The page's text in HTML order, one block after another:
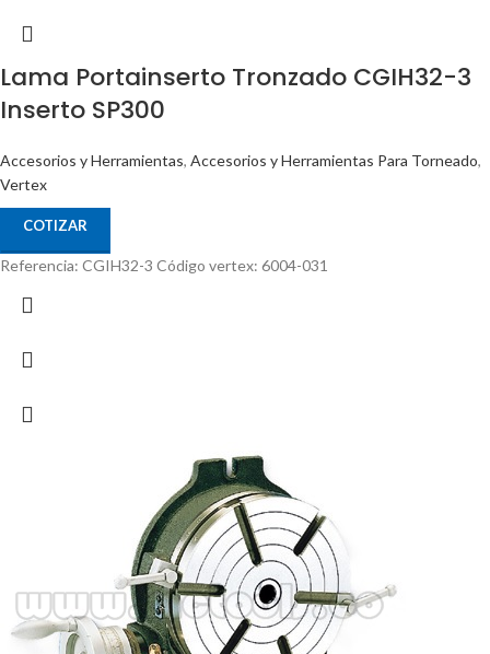
Lama Portainserto Tronzado CGIH32-3
Inserto SP300
Accesorios y Herramientas, Accesorios y Herramientas Para Torneado,
Vertex
COTIZAR
Referencia: CGIH32-3 Código vertex: 6004-031